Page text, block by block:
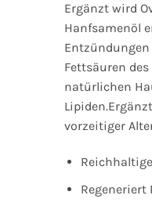
Ergänzt wird
Hanfsamenöl
Fettsäuren
natürlichen
vorzeitiger
Regeneriert